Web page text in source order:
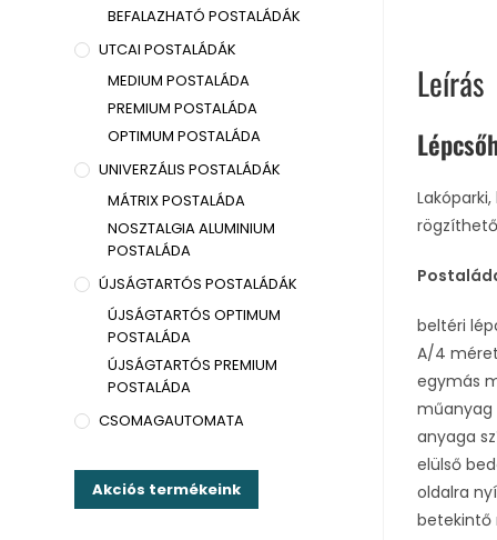
Leírás
beltéri
A/4
egymás
műanyag
anyaga
elülső
oldalra
betekintő
BEFALAZHATÓ POSTALÁDÁK
UTCAI POSTALÁDÁK
MEDIUM POSTALÁDA
PREMIUM POSTALÁDA
OPTIMUM POSTALÁDA
UNIVERZÁLIS POSTALÁDÁK
MÁTRIX POSTALÁDA
NOSZTALGIA ALUMINIUM
POSTALÁDA
ÚJSÁGTARTÓS POSTALÁDÁK
ÚJSÁGTARTÓS OPTIMUM
POSTALÁDA
ÚJSÁGTARTÓS PREMIUM
POSTALÁDA
CSOMAGAUTOMATA
Akciós termékeink